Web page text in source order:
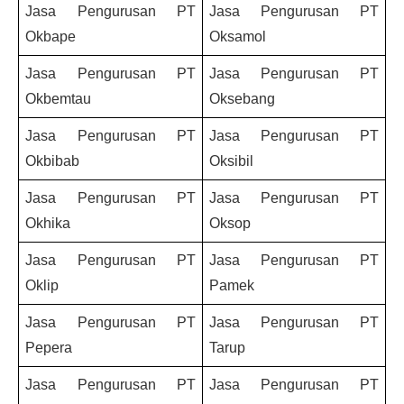
Jasa Pengurusan PT
Okbape
Jasa Pengurusan PT
Oksamol
Jasa Pengurusan PT
Okbemtau
Jasa Pengurusan PT
Oksebang
Jasa Pengurusan PT
Okbibab
Jasa Pengurusan PT
Oksibil
Jasa Pengurusan PT
Okhika
Jasa Pengurusan PT
Oksop
Jasa Pengurusan PT
Oklip
Jasa Pengurusan PT
Pamek
Jasa Pengurusan PT
Pepera
Jasa Pengurusan PT
Tarup
Jasa Pengurusan PT
Jasa Pengurusan PT